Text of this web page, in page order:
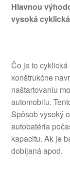
Hlavnou
vysoká
Čo je to
konštrukčne
naštartovaniu
automobilu.
Spôsob vysoký
autobatéria
kapacitu. Ak je
dobíjaná apod.